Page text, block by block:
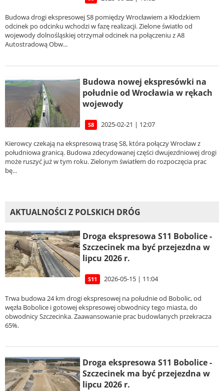
Budowa drogi ekspresowej S8 pomiędzy Wrocławiem a Kłodzkiem
odcinek po odcinku wchodzi w fazę realizacji. Zielone światło od
wojewody dolnośląskiej otrzymał odcinek na połączeniu z A8
Autostradową Obw...
Budowa nowej ekspresówki na
południe od Wrocławia w rękach
wojewody
S8 2025-02-21 | 12:07
Kierowcy czekają na ekspresową trasę S8, która połączy Wrocław z
południowa granicą. Budowa zdecydowanej części dwujezdniowej drogi
może ruszyć już w tym roku. Zielonym światłem do rozpoczęcia prac
bę...
AKTUALNOŚCI Z POLSKICH DRÓG
Droga ekspresowa S11 Bobolice -
Szczecinek ma być przejezdna w
lipcu 2026 r.
S11 2026-05-15 | 11:04
Trwa budowa 24 km drogi ekspresowej na południe od Bobolic, od
węzła Bobolice i gotowej ekspresowej obwodnicy tego miasta, do
obwodnicy Szczecinka. Zaawansowanie prac budowlanych przekracza
65%.
Droga ekspresowa S11 Bobolice -
Szczecinek ma być przejezdna w
lipcu 2026 r.